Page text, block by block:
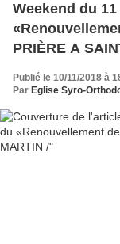
Weekend du
PRIÈRE A
Publié le 10/11/2018 à
Par Eglise Syro-